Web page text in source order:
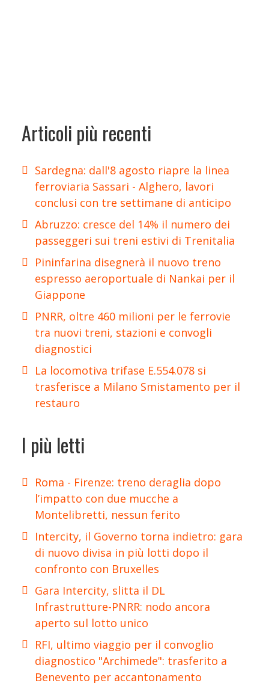
Articoli più recenti
Sardegna: dall'8 agosto riapre la linea
ferroviaria Sassari - Alghero, lavori
conclusi con tre settimane di anticipo
Abruzzo: cresce del 14% il numero dei
passeggeri sui treni estivi di Trenitalia
Pininfarina disegnerà il nuovo treno
espresso aeroportuale di Nankai per il
Giappone
PNRR, oltre 460 milioni per le ferrovie
tra nuovi treni, stazioni e convogli
diagnostici
La locomotiva trifase E.554.078 si
trasferisce a Milano Smistamento per il
restauro
I più letti
Roma - Firenze: treno deraglia dopo
l’impatto con due mucche a
Montelibretti, nessun ferito
Intercity, il Governo torna indietro: gara
di nuovo divisa in più lotti dopo il
confronto con Bruxelles
Gara Intercity, slitta il DL
Infrastrutture-PNRR: nodo ancora
aperto sul lotto unico
RFI, ultimo viaggio per il convoglio
diagnostico "Archimede": trasferito a
Benevento per accantonamento